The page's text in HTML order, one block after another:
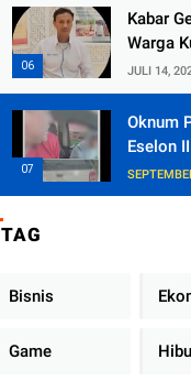
Embat
Rumah
Kabar
Warga
Persen
Kudus
JULI 14,
Oknum
Eselon
Asik
Dinas
TAG
Bisnis
Game